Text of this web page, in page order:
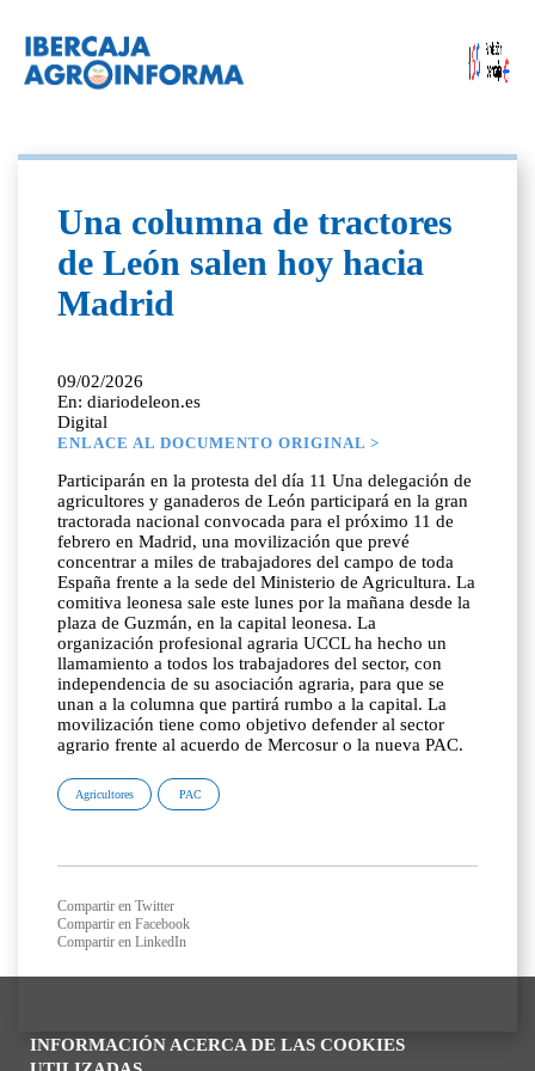
INFORMACIÓN ACERCA DE LAS COOKIES
Una columna de tractores
de León salen hoy hacia
Madrid
09/02/2026
En: diariodeleon.es
Digital
ENLACE AL DOCUMENTO ORIGINAL >
Participarán en la protesta del día 11 Una delegación de
agricultores y ganaderos de León participará en la gran
tractorada nacional convocada para el próximo 11 de
febrero en Madrid, una movilización que prevé
concentrar a miles de trabajadores del campo de toda
España frente a la sede del Ministerio de Agricultura. La
comitiva leonesa sale este lunes por la mañana desde la
plaza de Guzmán, en la capital leonesa. La
organización profesional agraria UCCL ha hecho un
llamamiento a todos los trabajadores del sector, con
independencia de su asociación agraria, para que se
unan a la columna que partirá rumbo a la capital. La
movilización tiene como objetivo defender al sector
agrario frente al acuerdo de Mercosur o la nueva PAC.
Agricultores PAC
Compartir en Twitter
Compartir en Facebook
Compartir en LinkedIn